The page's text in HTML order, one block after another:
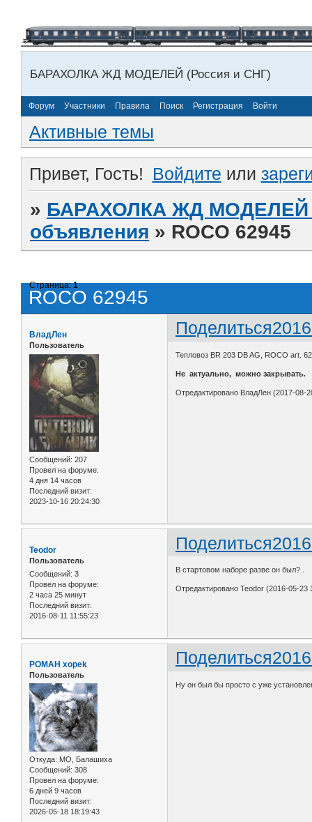
БАРАХОЛКА ЖД МОДЕЛЕЙ (Россия и СНГ)
Форум Участники Правила Поиск Регистрация Войти
Активные темы
Привет, Гость! Войдите или
» БАРАХОЛКА ЖД МОДЕЛЕЙ
объявления » ROCO 62945
ROCO 62945
Страница:1
Поделиться
ВладЛен
Пользователь
Сообщений: 207
Провел на форуме:
4 дня 14 часов
Последний визит:
2023-10-16 20:24:30
Тепловоз BR 203 DB AG, ROCO art.
Не актуально, можно закрывать.
Отредактировано ВладЛен (2017-08-
Поделиться
Teodor
Пользователь
Сообщений: 3
Провел на форуме:
2 часа 25 минут
Последний визит:
2016-08-11 11:55:23
В стартовом наборе разве он был? .
Отредактировано Teodor (2016-05-23
Поделиться
POMAH xopek
Пользователь
Откуда: МО, Балашиха
Сообщений: 308
Провел на форуме:
6 дней 9 часов
Последний визит:
2026-05-18 18:19:43
Ну он был бы просто с уже